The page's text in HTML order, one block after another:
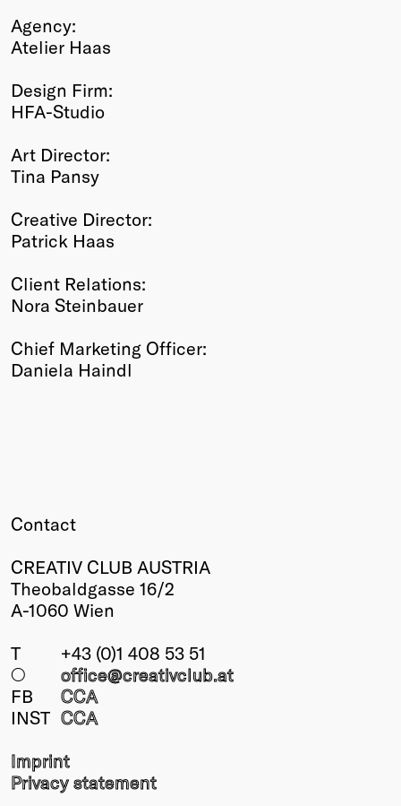
Agency:
Atelier Haas
Design Firm:
HFA-Studio
Art Director:
Tina Pansy
Creative Director:
Patrick Haas
Client Relations:
Nora Steinbauer
Chief Marketing Officer:
Daniela Haindl
Contact
CREATIV CLUB AUSTRIA
Theobaldgasse 16/2
A-1060 Wien
T
+43 (0)1 408 53 51
○
office@creativclub.at
FB
CCA
INST CCA
Imprint
Privacy statement